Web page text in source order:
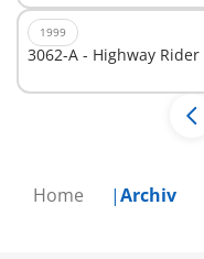
Home Archiv
1999
3062-A - Highway Rider